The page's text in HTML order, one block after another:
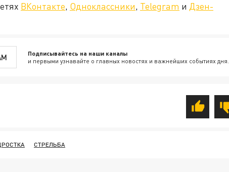
ВКонтакте, Одноклассники, Telegram и Дзен-
Подписывайтесь на наши каналы
и первыми узнавайте о главных новостях и важнейших событиях дня.
СТРЕЛЬБА